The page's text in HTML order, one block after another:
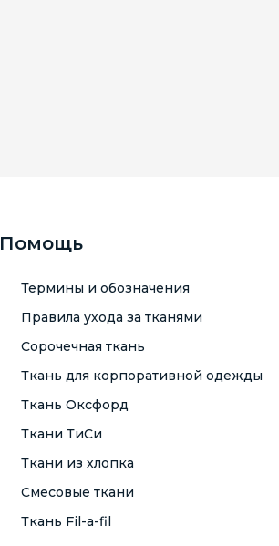
Помощь
Термины и обозначения
Правила ухода за тканями
Сорочечная ткань
Ткань для корпоративной одежды
Ткань Оксфорд
Ткани ТиСи
Ткани из хлопка
Смесовые ткани
Ткань Fil-a-fil